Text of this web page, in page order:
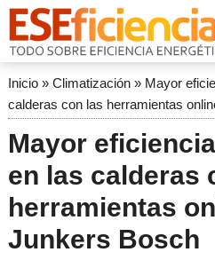
Inicio» Climatización» Mayor
calderas con las herramientas
Mayor
en las calderas
herramientas
Junkers Bosch